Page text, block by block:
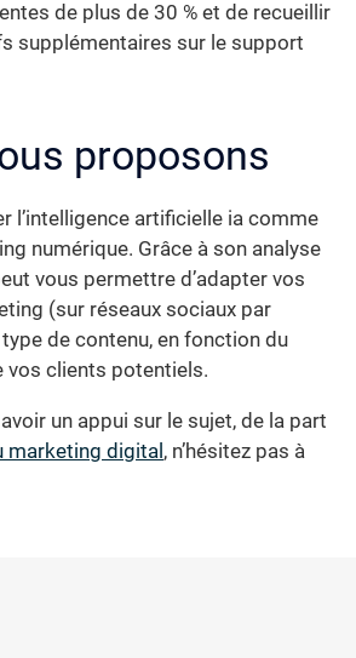
de plus de 30 % et de recueillir
supplémentaires sur le support
proposons
l’intelligence artificielle ia comme
numérique. Grâce à son analyse
vous permettre d’adapter vos
(sur réseaux sociaux par
de contenu, en fonction du
clients potentiels.
un appui sur le sujet, de la part
digital , n’hésitez pas à